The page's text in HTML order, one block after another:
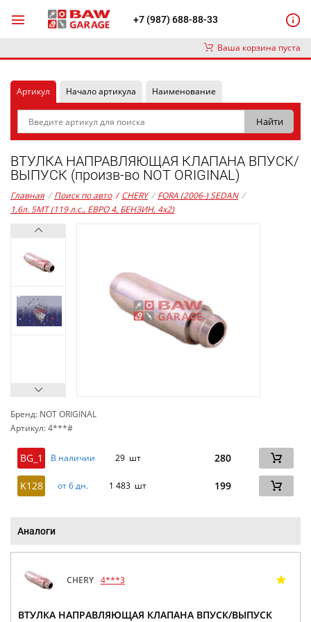
+7 (987) 688-88-33
Ваша корзина пуста
Артикул Начало артикула Наименование
ВТУЛКА НАПРАВЛЯЮЩАЯ КЛАПАНА ВПУСК/
ВЫПУСК (произв-во NOT ORIGINAL)
Главная / Поиск по авто / CHERY / FORA (2006-) SEDAN /
1,6л. 5MT (119 л.с., ЕВРО 4, БЕНЗИН, 4x2)
Бренд: NOT ORIGINAL
Артикул: 4***#
BG_1 В наличии 29 шт 280
K128 от 6 дн. 1 483 шт 199
Аналоги
CHERY 4***3
ВТУЛКА НАПРАВЛЯЮЩАЯ КЛАПАНА ВПУСК/ВЫПУСК